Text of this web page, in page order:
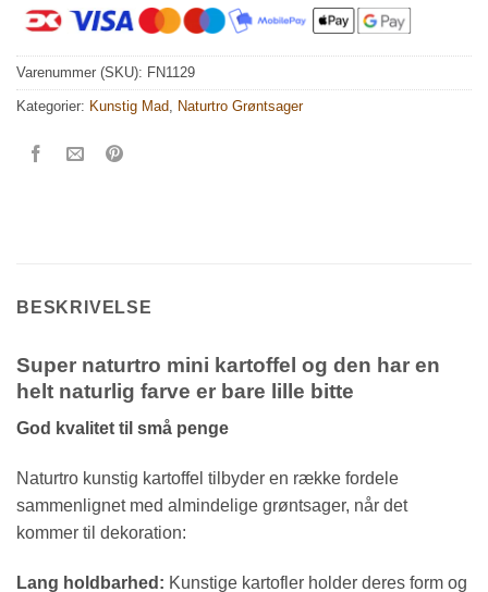
Varenummer (SKU): FN1129
Kategorier: Kunstig Mad Naturtro Grøntsager
BESKRIVELSE
Super naturtro mini kartoffel og den har en
helt naturlig farve er bare lille bitte
God kvalitet til små penge
Naturtro kunstig kartoffel tilbyder en række fordele
sammenlignet med almindelige grøntsager, når det
kommer til dekoration:
Lang holdbarhed: Kunstige kartofler holder deres form og